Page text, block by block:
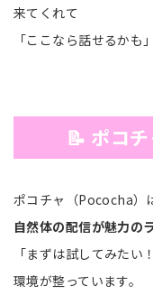
来てくれて
「ここなら話せるか
📝 ポコ
ポコチャ（Pococha）
自然体の配信が魅力の
「まずは試してみた
環境が整っています。